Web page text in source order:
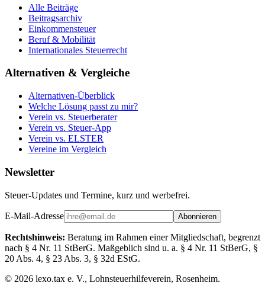
Alle Beiträge
Beitragsarchiv
Einkommensteuer
Beruf & Mobilität
Internationales Steuerrecht
Alternativen & Vergleiche
Alternativen-Überblick
Welche Lösung passt zu mir?
Verein vs. Steuerberater
Verein vs. Steuer-App
Verein vs. ELSTER
Vereine im Vergleich
Newsletter
Steuer-Updates und Termine, kurz und werbefrei.
E-Mail-Adresse Abonnieren
Rechtshinweis: Beratung im Rahmen einer Mitgliedschaft, begrenzt
nach § 4 Nr. 11 StBerG. Maßgeblich sind u. a. § 4 Nr. 11 StBerG, §
20 Abs. 4, § 23 Abs. 3, § 32d EStG.
© 2026 lexo.tax e. V., Lohnsteuerhilfeverein, Rosenheim.